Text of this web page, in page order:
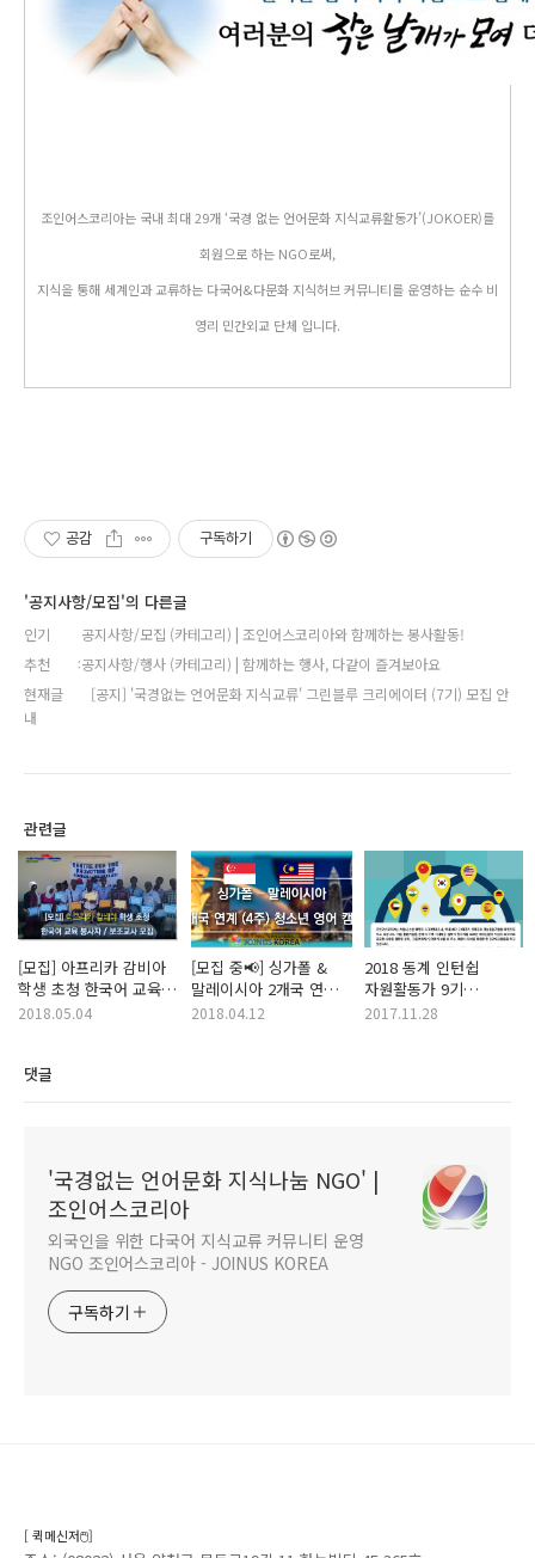
조인어스코리아는 국내 최대 29개 ‘국경 없는 언어문화 지식교류활동가’(JOKOER)를
회원으로 하는 NGO로써,
지식을 통해 세계인과 교류하는 다국어&다문화 지식허브 커뮤니티를 운영하는 순수 비
영리 민간외교 단체 입니다.
공감 구독하기
'공지사항/모집'의 다른글
인기
공지사항/모집 (카테고리) | 조인어스코리아와 함께하는 봉사활동!
추천
공지사항/행사 (카테고리) | 함께하는 행사, 다같이 즐겨보아요
현재글
[공지] '국경없는 언어문화 지식교류' 그린블루 크리에이터 (7기) 모집 안
내
관련글
[모집] 아프리카 감비아
학생 초청 한국어 교육
봉사자 / 보조교사 모집
2018.05.04
[모집 중📢] 싱가폴 &
말레이시아 2개국 연계
명문사립 특별반
2018.04.12
2018 동계 인턴쉽
자원활동가 9기
모집공고 ( ~ 2017. 12.
2017.11.28
댓글
'국경없는 언어문화 지식나눔 NGO' |
조인어스코리아
외국인을 위한 다국어 지식교류 커뮤니티 운영
NGO 조인어스코리아 - JOINUS KOREA
구독하기
[ 퀵메신저🖱️]